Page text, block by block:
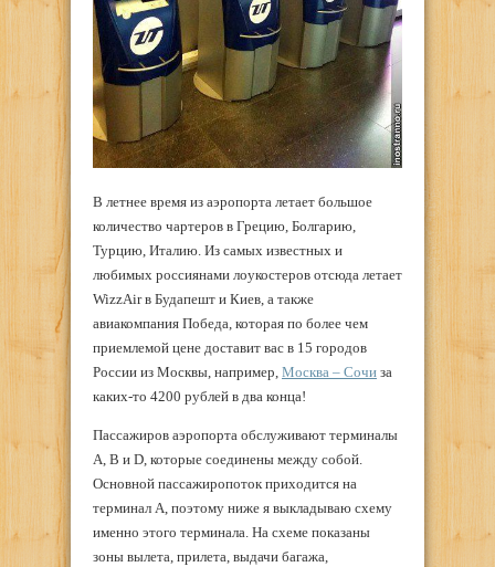
В летнее время из аэропорта летает большое
количество чартеров в Грецию, Болгарию,
Турцию, Италию. Из самых известных и
любимых россиянами лоукостеров отсюда летает
WizzAir в Будапешт и Киев, а также
авиакомпания Победа, которая по более чем
приемлемой цене доставит вас в 15 городов
России из Москвы, например, Москва – Сочи за
каких-то 4200 рублей в два конца!
Пассажиров аэропорта обслуживают терминалы
A, B и D, которые соединены между собой.
Основной пассажиропоток приходится на
терминал А, поэтому ниже я выкладываю схему
именно этого терминала. На схеме показаны
зоны вылета, прилета, выдачи багажа,